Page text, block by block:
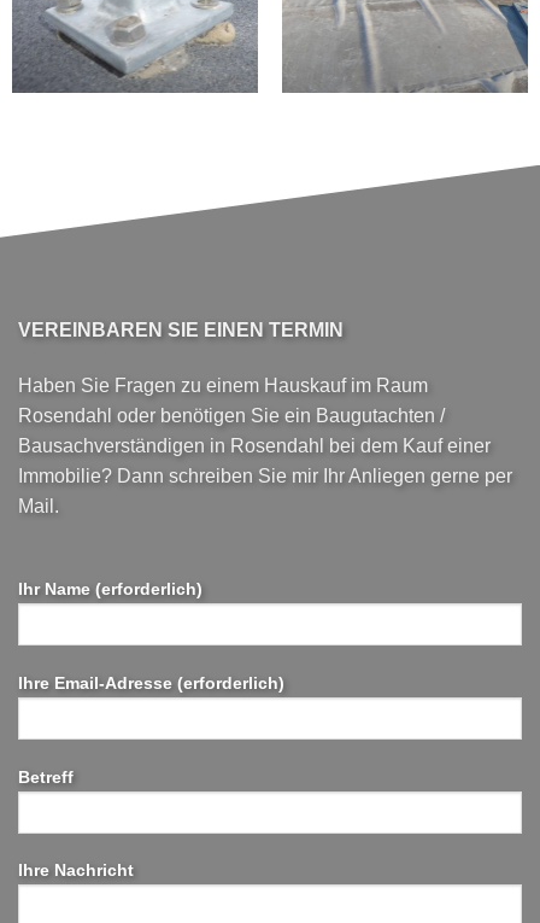
VEREINBAREN SIE EINEN TERMIN
Haben Sie Fragen zu einem Hauskauf im Raum
Rosendahl oder benötigen Sie ein Baugutachten /
Bausachverständigen in Rosendahl bei dem Kauf einer
Immobilie? Dann schreiben Sie mir Ihr Anliegen gerne per
Mail.
Ihr Name (erforderlich)
Ihre Email-Adresse (erforderlich)
Betreff
Ihre Nachricht